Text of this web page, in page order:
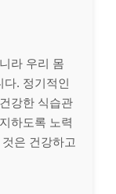
라 우리 몸
다. 정기적인
강한 식습관
하도록 노력
은 건강하고